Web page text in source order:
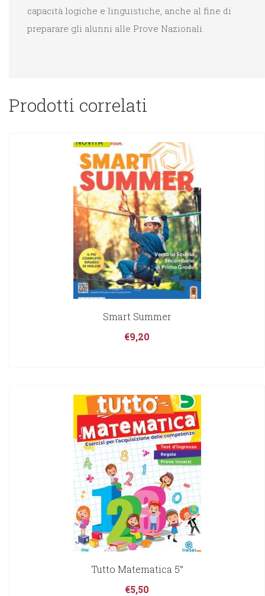
capacità logiche e linguistiche, anche al fine di
preparare gli alunni alle Prove Nazionali.
Prodotti correlati
Smart Summer
€9,20
Tutto Matematica 5°
€5,50